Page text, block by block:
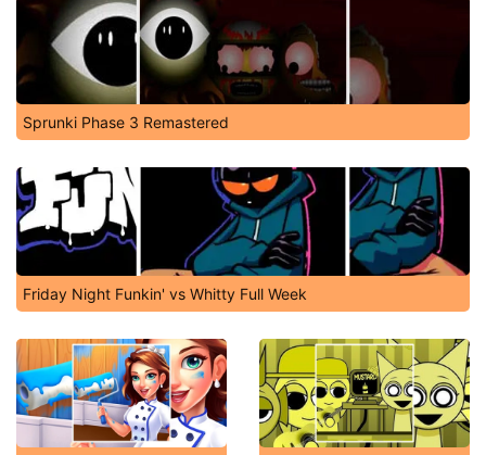
Sprunki Phase 3 Remastered
Friday Night Funkin' vs Whitty Full Week